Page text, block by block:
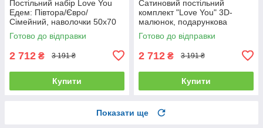
Постільний набір Love You
Едем: Півтора/Євро/
Сімейний, наволочки 50x70
полуторний
Готово до відправки
2 712 ₴ 3 191 ₴
Купити
Сатиновий постільний
комплект "Love You" 3D-
малюнок, подарункова
упаковка полуторний
Готово до відправки
2 712 ₴ 3 191 ₴
Купити
Показати ще